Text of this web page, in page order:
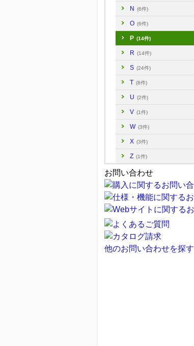
N (6件)
O (6件)
P (14件)
R (14件)
S (24件)
T (8件)
U (2件)
V (1件)
W (3件)
X (3件)
Z (1件)
お問い合わせ
他のお問い合わせを探す